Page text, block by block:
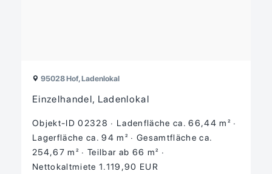
95028 Hof, Ladenlokal
Einzelhandel, Ladenlokal
Objekt-ID 02328
Ladenfläche ca. 66,44 m²
Lagerfläche ca. 94 m²
Gesamtfläche ca.
254,67 m²
Teilbar ab 66 m²
Nettokaltmiete 1.119,90 EUR